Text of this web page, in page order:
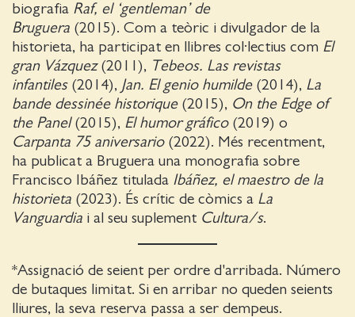
biografia Raf, el ‘gentleman’ de
Bruguera (2015). Com a teòric i divulgador de la
historieta, ha participat en llibres col·lectius com El
gran Vázquez(2011), Tebeos. Las revistas
infantiles(2014), Jan. El genio humilde(2014), La
bande dessinée historique(2015), On the Edge of
the Panel(2015), El humor gráfico(2019) o
Carpanta 75 aniversario(2022). Més recentment,
ha publicat a Bruguera una monografia sobre
Francisco Ibáñez titulada Ibáñez, el maestro de la
historieta (2023). És crític de còmics a La
Vanguardia i al seu suplement Cultura/s.
*Assignació de seient per ordre d'arribada. Número
de butaques limitat. Si en arribar no queden seients
lliures, la seva reserva passa a ser dempeus.